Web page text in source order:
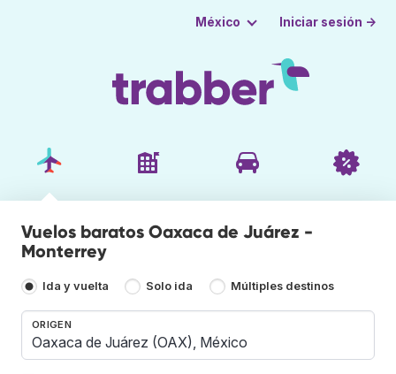
México Iniciar sesión →
Vuelos baratos Oaxaca de Juárez -
Monterrey
Ida y vuelta Solo ida Múltiples destinos
ORIGEN